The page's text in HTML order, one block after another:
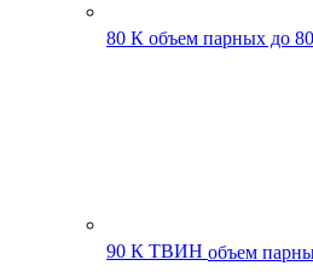
80 К объем парных до
90 К ТВИН объем